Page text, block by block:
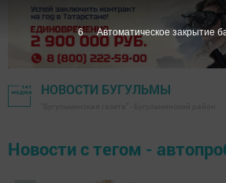
НОВОСТИ БУГУЛЬМЫ
Новости с тегом -
6 Автоматическое закрытие